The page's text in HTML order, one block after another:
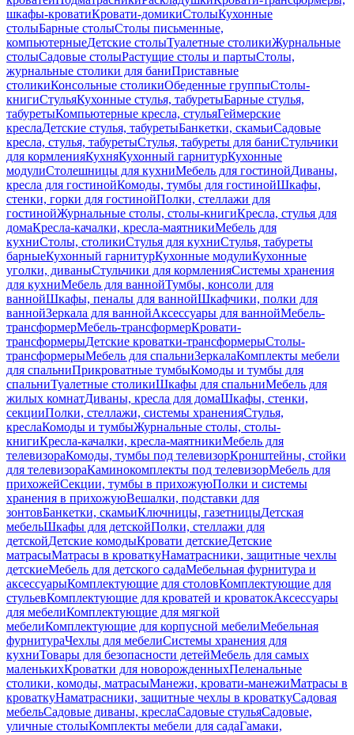
шкафы-кроватиКровати-домикиСтолыКухонные
столыБарные столыСтолы письменные,
компьютерныеДетские столыТуалетные столикиЖурнальные
столыСадовые столыРастущие столы и партыСтолы,
журнальные столики для баниПриставные
столикиКонсольные столикиОбеденные группыСтолы-
книгиСтульяКухонные стулья, табуретыБарные стулья,
табуретыКомпьютерные кресла, стульяГеймерские
креслаДетские стулья, табуретыБанкетки, скамьиСадовые
кресла, стулья, табуретыСтулья, табуреты для баниСтульчики
для кормленияКухняКухонный гарнитурКухонные
модулиСтолешницы для кухниМебель для гостинойДиваны,
кресла для гостинойКомоды, тумбы для гостинойШкафы,
стенки, горки для гостинойПолки, стеллажи для
гостинойЖурнальные столы, столы-книгиКресла, стулья для
домаКресла-качалки, кресла-маятникиМебель для
кухниСтолы, столикиСтулья для кухниСтулья, табуреты
барныеКухонный гарнитурКухонные модулиКухонные
уголки, диваныСтульчики для кормленияСистемы хранения
для кухниМебель для ваннойТумбы, консоли для
ваннойШкафы, пеналы для ваннойШкафчики, полки для
ваннойЗеркала для ваннойАксессуары для ваннойМебель-
трансформерМебель-трансформерКровати-
трансформерыДетские кроватки-трансформерыСтолы-
трансформерыМебель для спальниЗеркалаКомплекты мебели
для спальниПрикроватные тумбыКомоды и тумбы для
спальниТуалетные столикиШкафы для спальниМебель для
жилых комнатДиваны, кресла для домаШкафы, стенки,
секцииПолки, стеллажи, системы храненияСтулья,
креслаКомоды и тумбыЖурнальные столы, столы-
книгиКресла-качалки, кресла-маятникиМебель для
телевизораКомоды, тумбы под телевизорКронштейны, стойки
для телевизораКаминокомплекты под телевизорМебель для
прихожейСекции, тумбы в прихожуюПолки и системы
хранения в прихожуюВешалки, подставки для
зонтовБанкетки, скамьиКлючницы, газетницыДетская
мебельШкафы для детскойПолки, стеллажи для
детскойДетские комодыКровати детскиеДетские
матрасыМатрасы в кроваткуНаматрасники, защитные чехлы
детскиеМебель для детского садаМебельная фурнитура и
аксессуарыКомплектующие для столовКомплектующие для
стульевКомплектующие для кроватей и кроватокАксессуары
для мебелиКомплектующие для мягкой
мебелиКомплектующие для корпусной мебелиМебельная
фурнитураЧехлы для мебелиСистемы хранения для
кухниТовары для безопасности детейМебель для самых
маленькихКроватки для новорожденныхПеленальные
столики, комоды, матрасыМанежи, кровати-манежиМатрасы в
кроваткуНаматрасники, защитные чехлы в кроваткуСадовая
мебельСадовые диваны, креслаСадовые стульяСадовые,
уличные столыКомплекты мебели для садаГамаки,